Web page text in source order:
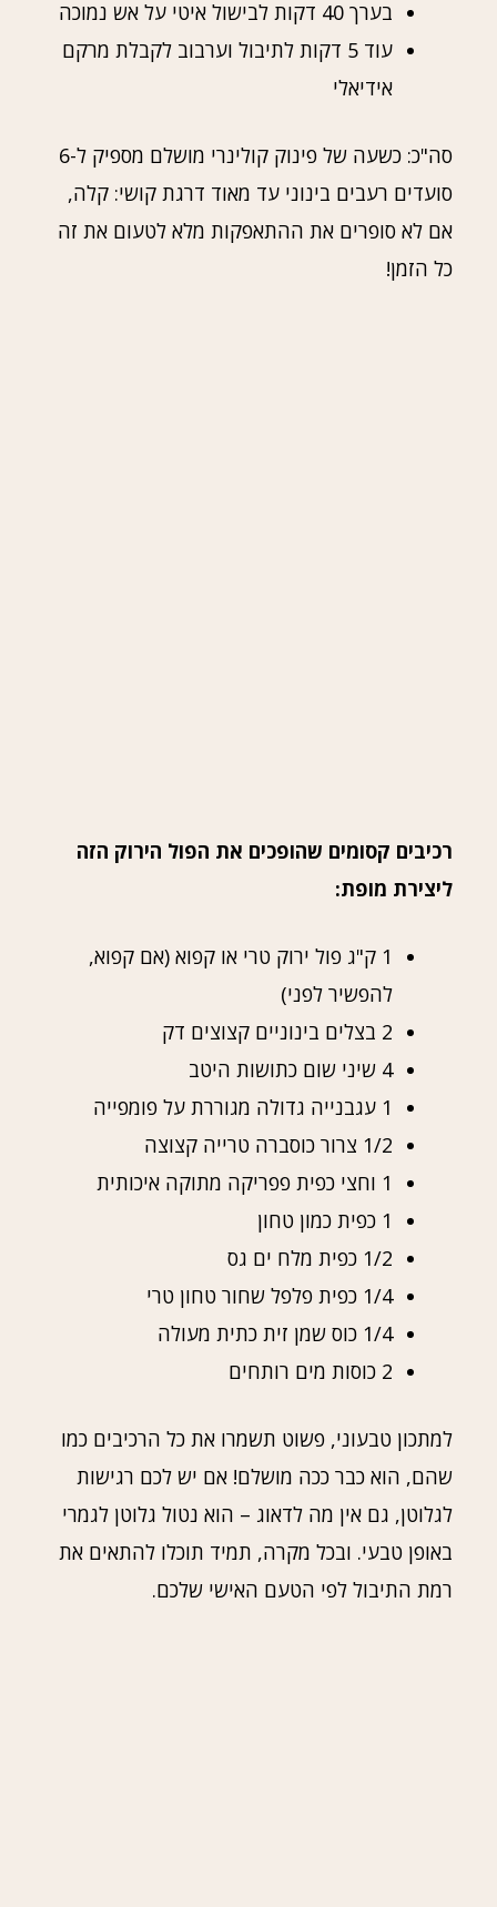
בערך 40 דקות לבישול איטי על אש נמוכה
עוד 5 דקות לתיבול וערבוב לקבלת מרקם
אידיאלי
סה"כ: כשעה של פינוק קולינרי מושלם מספיק ל-6
סועדים רעבים בינוני עד מאוד דרגת קושי: קלה,
אם לא סופרים את ההתאפקות מלא לטעום את זה
כל הזמן!
רכיבים קסומים שהופכים את הפול הירוק הזה
ליצירת מופת:
1 ק"ג פול ירוק טרי או קפוא (אם קפוא,
להפשיר לפני)
2 בצלים בינוניים קצוצים דק
4 שיני שום כתושות היטב
1 עגבנייה גדולה מגוררת על פומפייה
1/2 צרור כוסברה טרייה קצוצה
1 וחצי כפית פפריקה מתוקה איכותית
1 כפית כמון טחון
1/2 כפית מלח ים גס
1/4 כפית פלפל שחור טחון טרי
1/4 כוס שמן זית כתית מעולה
2 כוסות מים רותחים
למתכון טבעוני, פשוט תשמרו את כל הרכיבים כמו
שהם, הוא כבר ככה מושלם! אם יש לכם רגישות
לגלוטן, גם אין מה לדאוג – הוא נטול גלוטן לגמרי
באופן טבעי. ובכל מקרה, תמיד תוכלו להתאים את
רמת התיבול לפי הטעם האישי שלכם.